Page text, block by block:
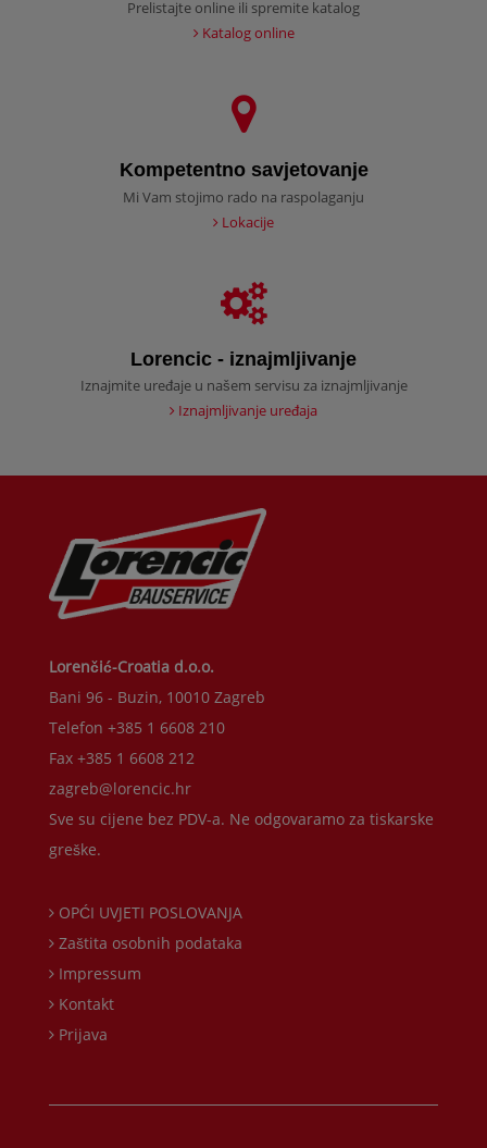
Prelistajte online ili spremite katalog
Katalog online
Kompetentno savjetovanje
Mi Vam stojimo rado na raspolaganju
Lokacije
Lorencic - iznajmljivanje
Iznajmite uređaje u našem servisu za iznajmljivanje
Iznajmljivanje uređaja
Lorenčić-Croatia d.o.o.
Bani 96 - Buzin, 10010 Zagreb
Telefon +385 1 6608 210
Fax +385 1 6608 212
zagreb@lorencic.hr
Sve su cijene bez PDV-a. Ne odgovaramo za tiskarske
greške.
OPĆI UVJETI POSLOVANJA
Zaštita osobnih podataka
Impressum
Kontakt
Prijava